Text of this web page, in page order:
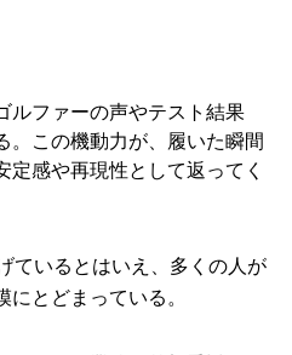
ルファーの声やテスト結果
。この機動力が、履いた瞬間
感や再現性として返ってく
ているとはいえ、多くの人が
にとどまっている。